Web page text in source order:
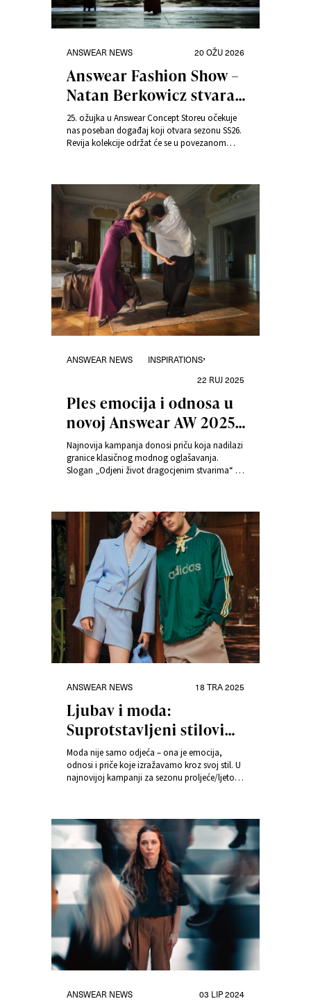
Kategorije
ANSWEAR NEWSObjavljeno
dana
20 OŽU 2026
Answear Fashion Show –
Natan Berkowicz stvara
scenografiju za modnu
reviju Answear
25. ožujka u Answear Concept Storeu očekuje
nas poseban događaj koji otvara sezonu SS26.
Revija kolekcije održat će se u povezanom
sliku u kazalištu i digitalnoj umjetnosti – Natan
Berkowicz.
Događaj možete uživo pratiti na našem
Instagram profiluanswear.com. Pridružite nam
se!
Kategorije
ANSWEAR NEWS ,
INSPIRATIONS
dana
22 RUJ 2025
Ples emocija i odnosa u
novoj Answear AW 2025
kampanji
Najnovija kampanja donosi priču koja nadilazi
granice klasičnog modnog oglašavanja.
Slogan „Odjeni život dragocjenim stvarima“ u
emocije utkane u odjeću, koja dobiva novo
značenje ovisno o kontekstu i onome tko je
nosi.
Kategorije
ANSWEAR NEWSObjavljeno
dana
18 TRA 2025
Ljubav i moda:
Suprotstavljeni stilovi
brendova u novoj SS25
kampanji Answeara
Moda nije samo odjeća – ona je emocija,
odnosi i priče koje izražavamo kroz svoj stil. U
najnovijoj kampanji za sezonu proljeće/ljeto
modi – suprotnosti mogu stvoriti fascinantne
kombinacije.
Kategorije
ANSWEAR NEWSObjavljeno
03 LIP 2024